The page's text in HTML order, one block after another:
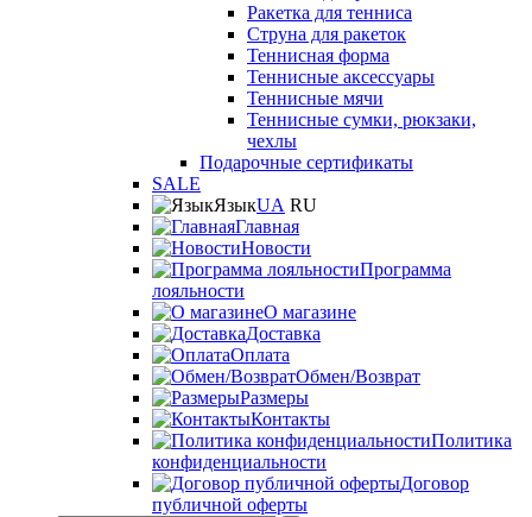
Ракетка для тенниса
Струна для ракеток
Теннисная форма
Теннисные аксессуары
Теннисные мячи
Теннисные сумки, рюкзаки,
чехлы
Подарочные сертификаты
SALE
ЯзыкUA RU
Главная
Новости
Программа
лояльности
О магазине
Доставка
Оплата
Обмен/Возврат
Размеры
Контакты
Политика
конфиденциальности
Договор
публичной оферты